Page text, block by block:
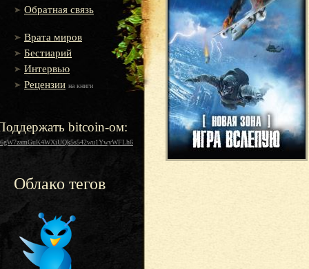
Обратная связь
Врата миров
Бестиарий
Интервью
Рецензии на книги
bitcoin-ом:
Облако тегов